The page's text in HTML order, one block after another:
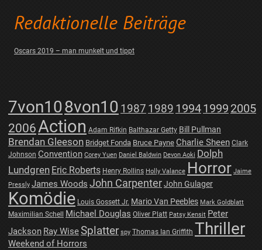
Redaktionelle Beiträge
Oscars 2019 – man munkelt und tippt
7von108von10 1987 1989 19941999 2005
2006Action Adam Rifkin Balthazar Getty Bill Pullman
Brendan Gleeson Bridget Fonda Bruce Payne Charlie Sheen Clark
Johnson Convention Corey Yuen Daniel Baldwin Devon Aoki Dolph
Lundgren Eric Roberts Henry Rollins Holly Valance Horror Jaime
Pressly James Woods John CarpenterJohn Gulager
Komödie Louis Gossett Jr. Mario Van Peebles Mark Goldblatt
Maximilian Schell Michael Douglas Oliver Platt Patsy Kensit Peter
Jackson Ray WiseSplatter spy Thomas Ian Griffith Thriller
Weekend of Horrors